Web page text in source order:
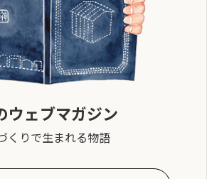
ウェブマガジン
くりで生まれる物語